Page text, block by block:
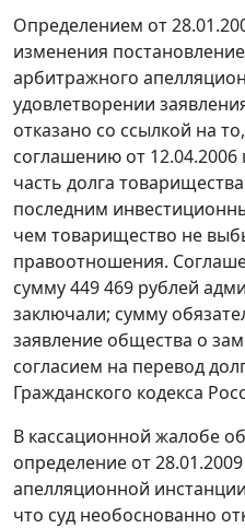
Определением от
изменения
арбитражного
удовлетворении
отказано со ссылкой на
соглашению от
часть долга
последним
чем товарищество не
правоотношения.
сумму 449 469 рублей
заключали; сумму
заявление общества о
согласием на перевод
Гражданского кодекса
В кассационной жалобе
определение от
апелляционной
что суд необоснованно